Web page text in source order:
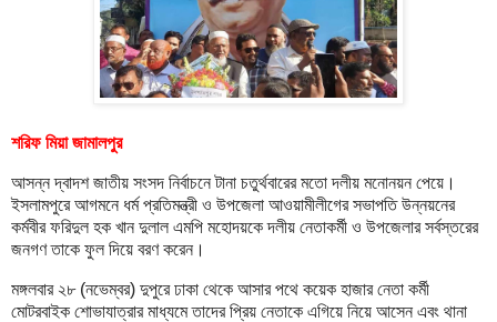
শরিফ মিয়া জামালপুর
আসন্ন দ্বাদশ জাতীয় সংসদ নির্বাচনে টানা চতুর্থবারের মতো দলীয় মনোনয়ন পেয়ে।
ইসলামপুরে আগমনে ধর্ম প্রতিমন্ত্রী ও উপজেলা আওয়ামীলীগের সভাপতি উন্নয়নের
কর্মবীর ফরিদুল হক খান দুলাল এমপি মহোদয়কে দলীয় নেতাকর্মী ও উপজেলার সর্বস্তরের
জনগণ তাকে ফুল দিয়ে বরণ করেন।
মঙ্গলবার ২৮ (নভেম্বর) দুপুরে ঢাকা থেকে আসার পথে কয়েক হাজার নেতা কর্মী
মোটরবাইক শোভাযাত্রার মাধ্যমে তাদের প্রিয় নেতাকে এগিয়ে নিয়ে আসেন এবং থানা